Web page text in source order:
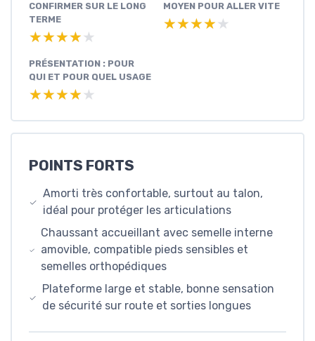
CONFIRMER SUR LE LONG
TERME
★★★★★
★★★★★
MOYEN POUR ALLER VITE
★★★★★
★★★★★
PRÉSENTATION : POUR
QUI ET POUR QUEL USAGE
★★★★★
★★★★★
POINTS FORTS
Amorti très confortable, surtout au talon,
idéal pour protéger les articulations
Chaussant accueillant avec semelle interne
amovible, compatible pieds sensibles et
semelles orthopédiques
Plateforme large et stable, bonne sensation
de sécurité sur route et sorties longues